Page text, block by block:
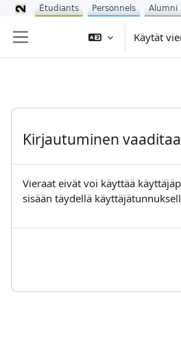
Käytät
Kirjautuminen
Vieraat eivät voi käyttää
sisään täydellä
Étudiants Personnels Alumni